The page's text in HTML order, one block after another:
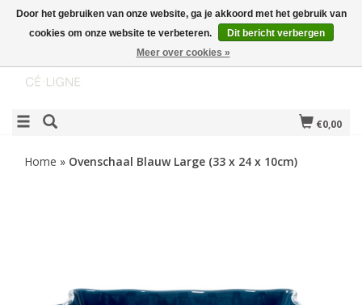
€0,00
Home » Ovenschaal Blauw Large (33 x 24 x 10cm)
Door het gebruiken van onze website, ga je akkoord met het gebruik van
cookies om onze website te verbeteren.
Dit bericht verbergen
Meer over cookies »